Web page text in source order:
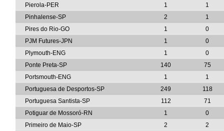
Pierola-PER 1
1
Pinhalense-SP
2
1
Pires do Rio-GO
1
0
PJM Futures-JPN
1
0
Plymouth-ENG
1
0
Ponte Preta-SP
140
75
Portsmouth-ENG
1
1
Portuguesa de Desportos-SP
249
118
Portuguesa Santista-SP
112
71
Potiguar de Mossoró-RN
1
0
Primeiro de Maio-SP
2
2